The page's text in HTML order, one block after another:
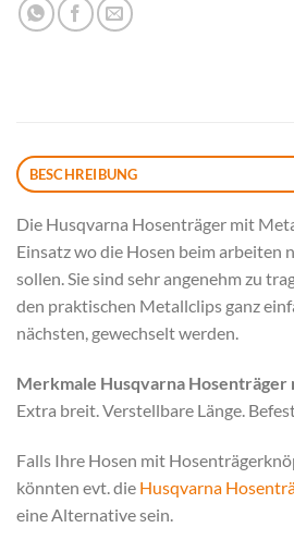
BESCHREIBUNG
Die Husqvarna Hosenträger mit
Einsatz wo die Hosen beim arbeiten
sollen. Sie sind sehr angenehm zu
den praktischen Metallclips ganz
nächsten, gewechselt werden.
Merkmale Husqvarna Hosenträger
Extra breit. Verstellbare Länge.
Falls Ihre Hosen mit
könnten evt. die Husqvarna
eine Alternative sein.